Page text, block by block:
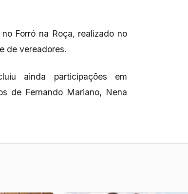
Forró na Roça, realizado no
de vereadores.
ainda participações em
de Fernando Mariano, Nena